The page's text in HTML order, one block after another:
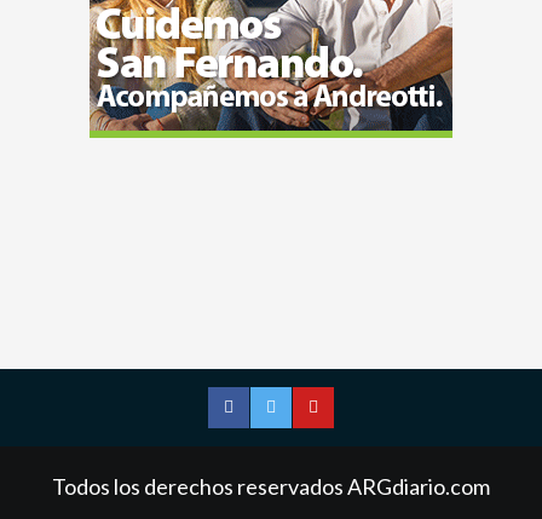
FacebookTwitterYouTube
Todos los derechos reservados ARGdiario.com